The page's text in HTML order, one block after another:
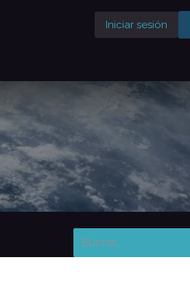
Iniciar sesión